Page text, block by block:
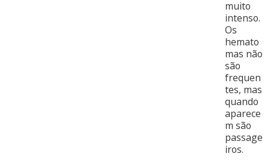
muito
intenso.
Os
hemato
mas não
são
frequen
tes, mas
quando
aparece
m são
passage
iros.